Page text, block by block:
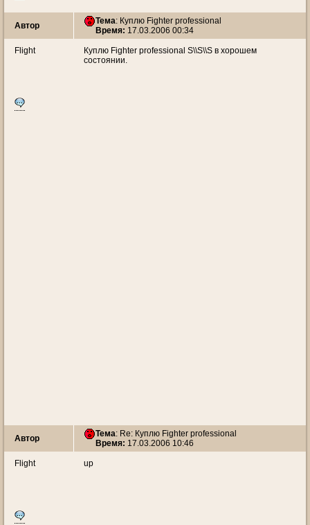
Автор Тема: Куплю Fighter professional
Время: 17.03.2006 00:34
Flight
Куплю Fighter professional S\\S\\S в хорошем
состоянии.
Автор Тема: Re: Куплю Fighter professional
Время: 17.03.2006 10:46
Flight up